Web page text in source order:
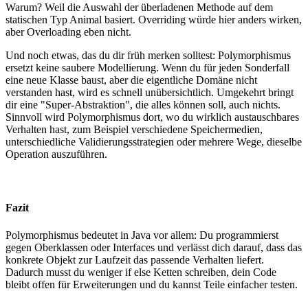
Warum? Weil die Auswahl der überladenen Methode auf dem
statischen Typ Animal basiert. Overriding würde hier anders wirken,
aber Overloading eben nicht.
Und noch etwas, das du dir früh merken solltest: Polymorphismus
ersetzt keine saubere Modellierung. Wenn du für jeden Sonderfall
eine neue Klasse baust, aber die eigentliche Domäne nicht
verstanden hast, wird es schnell unübersichtlich. Umgekehrt bringt
dir eine "Super-Abstraktion", die alles können soll, auch nichts.
Sinnvoll wird Polymorphismus dort, wo du wirklich austauschbares
Verhalten hast, zum Beispiel verschiedene Speichermedien,
unterschiedliche Validierungsstrategien oder mehrere Wege, dieselbe
Operation auszuführen.
Fazit
Polymorphismus bedeutet in Java vor allem: Du programmierst
gegen Oberklassen oder Interfaces und verlässt dich darauf, dass das
konkrete Objekt zur Laufzeit das passende Verhalten liefert.
Dadurch musst du weniger if else Ketten schreiben, dein Code
bleibt offen für Erweiterungen und du kannst Teile einfacher testen.